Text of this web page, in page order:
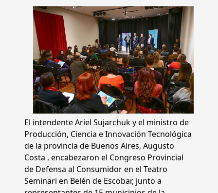
El intendente Ariel Sujarchuk y el ministro de
Producción, Ciencia e Innovación Tecnológica
de la provincia de Buenos Aires, Augusto
Costa , encabezaron el Congreso Provincial
de Defensa al Consumidor en el Teatro
Seminari en Belén de Escobar, junto a